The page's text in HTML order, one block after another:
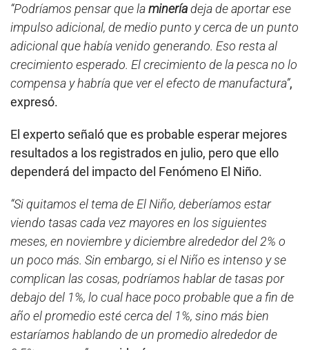
“Podríamos pensar que lamineríadeja de aportar ese
impulso adicional, de medio punto y cerca de un punto
adicional que había venido generando. Eso resta al
crecimiento esperado. El crecimiento de la pesca no lo
compensa y habría que ver el efecto de manufactura”,
expresó.
El experto señaló que es probable esperar mejores
resultados a los registrados en julio, pero que ello
dependerá del impacto del Fenómeno El Niño.
“Si quitamos el tema de El Niño, deberíamos estar
viendo tasas cada vez mayores en los siguientes
meses, en noviembre y diciembre alrededor del 2% o
un poco más. Sin embargo, si el Niño es intenso y se
complican las cosas, podríamos hablar de tasas por
debajo del 1%, lo cual hace poco probable que a fin de
año el promedio esté cerca del 1%, sino más bien
estaríamos hablando de un promedio alrededor de